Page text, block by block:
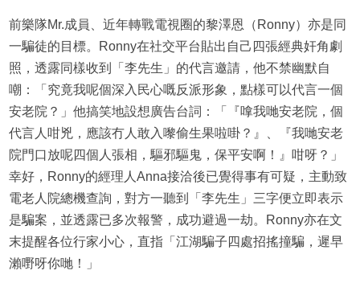
前樂隊Mr.成員、近年轉戰電視圈的黎澤恩（Ronny）亦是同
一騙徒的目標。Ronny在社交平台貼出自己四張經典奸角劇
照，透露同樣收到「李先生」的代言邀請，他不禁幽默自
嘲：「究竟我呢個深入民心嘅反派形象，點樣可以代言一個
安老院？」他搞笑地設想廣告台詞：「『嗱我哋安老院，個
代言人咁兇，應該冇人敢入嚟偷生果啦啩？』、『我哋安老
院門口放呢四個人張相，驅邪驅鬼，保平安啊！』咁呀？」
幸好，Ronny的經理人Anna接洽後已覺得事有可疑，主動致
電老人院總機查詢，對方一聽到「李先生」三字便立即表示
是騙案，並透露已多次報警，成功避過一劫。Ronny亦在文
末提醒各位行家小心，直指「江湖騙子四處招搖撞騙，遲早
瀨嘢呀你哋！」